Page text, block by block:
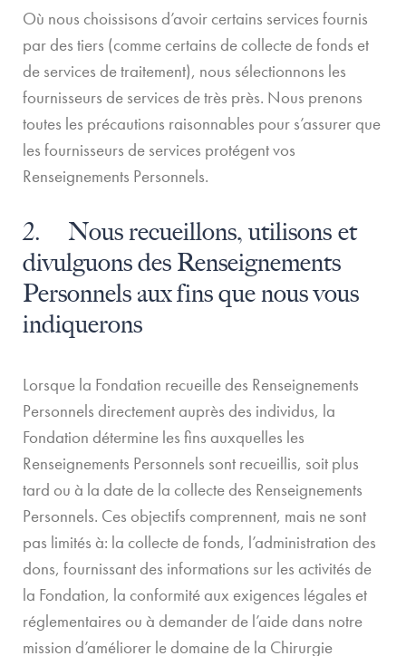
Où nous choissisons d’avoir certains services fournis
par des tiers (comme certains de collecte de fonds et
de services de traitement), nous sélectionnons les
fournisseurs de services de très près. Nous prenons
toutes les précautions raisonnables pour s’assurer que
les fournisseurs de services protégent vos
Renseignements Personnels.
2. Nous recueillons, utilisons et
divulguons des Renseignements
Personnels aux fins que nous vous
indiquerons
Lorsque la Fondation recueille des Renseignements
Personnels directement auprès des individus, la
Fondation détermine les fins auxquelles les
Renseignements Personnels sont recueillis, soit plus
tard ou à la date de la collecte des Renseignements
Personnels. Ces objectifs comprennent, mais ne sont
pas limités à: la collecte de fonds, l’administration des
dons, fournissant des informations sur les activités de
la Fondation, la conformité aux exigences légales et
réglementaires ou à demander de l’aide dans notre
mission d’améliorer le domaine de la Chirurgie